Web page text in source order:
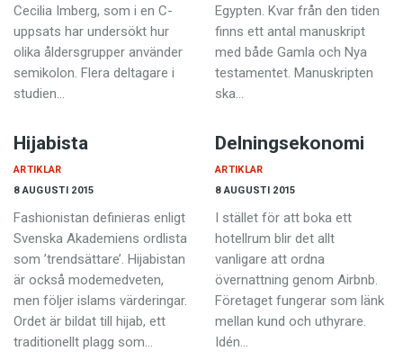
Cecilia Imberg, som i en C-
uppsats har undersökt hur
olika åldersgrupper använder
semikolon. Flera deltagare i
studien…
Egypten. Kvar från den tiden
finns ett antal manuskript
med både Gamla och Nya
testamentet. Manuskripten
ska…
Hijabista
8 AUGUSTI 2015
ARTIKLAR
Fashionistan definieras enligt
Svenska Akademiens ordlista
som ’trendsättare’. Hijabistan
är också modemedveten,
men följer islams värderingar.
Ordet är bildat till hijab, ett
traditionellt plagg som…
Delningsekonomi
8 AUGUSTI 2015
ARTIKLAR
I stället för att boka ett
hotellrum blir det allt
vanligare att ordna
övernattning genom Airbnb.
Företaget fungerar som länk
mellan kund och uthyrare.
Idén…